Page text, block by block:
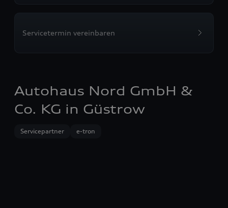
Servicetermin vereinbaren
Autohaus Nord GmbH &
Co. KG in Güstrow
Servicepartner e-tron